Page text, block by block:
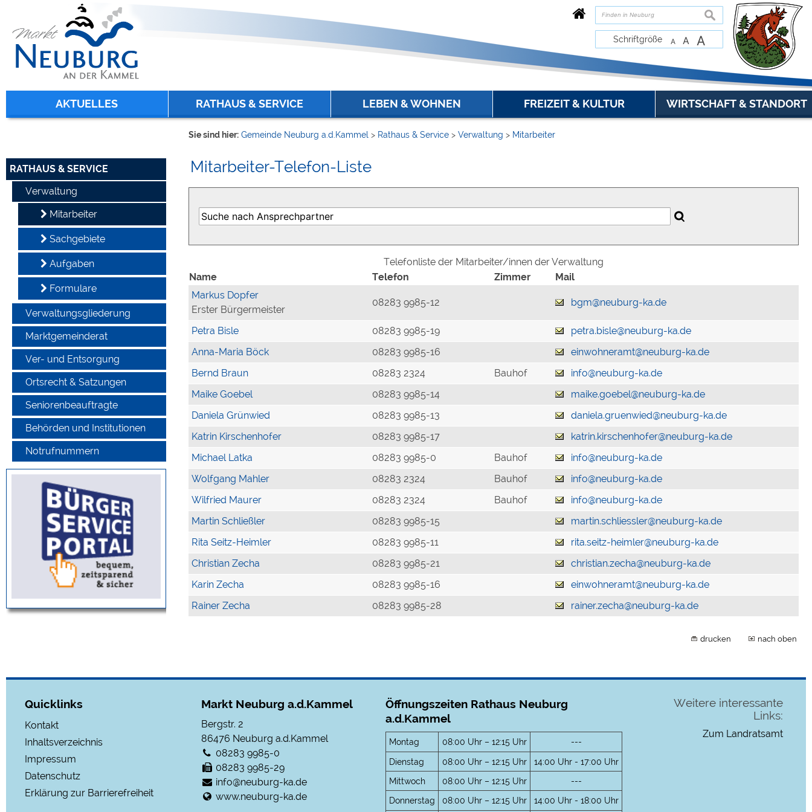
zur Navigation oder zur Startseitespringen.
suchen
Schriftgröße A A A
AKTUELLES RATHAUS & SERVICE LEBEN & WOHNEN FREIZEIT & KULTUR WIRTSCHAFT & STANDORT
RATHAUS & SERVICE
Verwaltung
Mitarbeiter
Sachgebiete
Aufgaben
Formulare
Verwaltungsgliederung
Marktgemeinderat
Ver- und Entsorgung
Ortsrecht & Satzungen
Seniorenbeauftragte
Behörden und Institutionen
Notrufnummern
Sie sind hier: Gemeinde Neuburg a.d.Kammel > Rathaus & Service > Verwaltung > Mitarbeiter
Mitarbeiter-Telefon-Liste
Telefonliste der Mitarbeiter/innen der Verwaltung
Name
Telefon Zimmer
Mail
Markus Dopfer
Erster Bürgermeister
08283 9985-12 bgm@neuburg-ka.de
Petra Bisle 08283 9985-19
petra.bisle@neuburg-ka.de
Anna-Maria Böck
08283 9985-16
einwohneramt@neuburg-ka.de
Bernd Braun
08283 2324 Bauhof
info@neuburg-ka.de
Maike Goebel
08283 9985-14
maike.goebel@neuburg-ka.de
Daniela Grünwied
08283 9985-13
daniela.gruenwied@neuburg-ka.de
Katrin Kirschenhofer
08283 9985-17
katrin.kirschenhofer@neuburg-ka.de
Michael Latka
08283 9985-0 Bauhof
info@neuburg-ka.de
Wolfgang Mahler
08283 2324 Bauhof
info@neuburg-ka.de
Wilfried Maurer
08283 2324 Bauhof
info@neuburg-ka.de
Martin Schließler
08283 9985-15
martin.schliessler@neuburg-ka.de
Rita Seitz-Heimler
08283 9985-11
rita.seitz-heimler@neuburg-ka.de
Christian Zecha
08283 9985-21
christian.zecha@neuburg-ka.de
Karin Zecha
08283 9985-16
einwohneramt@neuburg-ka.de
Rainer Zecha
08283 9985-28 rainer.zecha@neuburg-ka.de
drucken nach oben
Quicklinks
Kontakt
Inhaltsverzeichnis
Impressum
Datenschutz
Erklärung zur Barrierefreiheit
Markt Neuburg a.d.Kammel
Bergstr. 2
86476 Neuburg a.d.Kammel
08283 9985-0
08283 9985-29
info@neuburg-ka.de
www.neuburg-ka.de
Öffnungszeiten Rathaus Neuburg
a.d.Kammel
Montag 08:00 Uhr – 12:15 Uhr
---
Dienstag
08:00 Uhr – 12:15 Uhr
14:00 Uhr - 17:00 Uhr
Mittwoch
08:00 Uhr – 12:15 Uhr
---
Donnerstag
08:00 Uhr – 12:15 Uhr 14:00 Uhr - 18:00 Uhr
Weitere interessante
Links:
Zum Landratsamt